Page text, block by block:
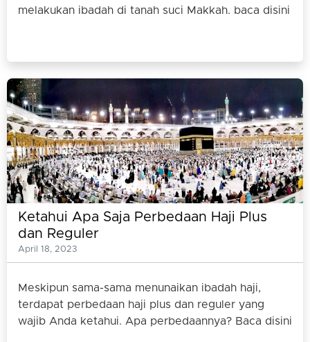
melakukan ibadah di tanah suci Makkah. baca disini
Ketahui Apa Saja Perbedaan Haji Plus
dan Reguler
April 18, 2023
Meskipun sama-sama menunaikan ibadah haji,
terdapat perbedaan haji plus dan reguler yang
wajib Anda ketahui. Apa perbedaannya? Baca disini